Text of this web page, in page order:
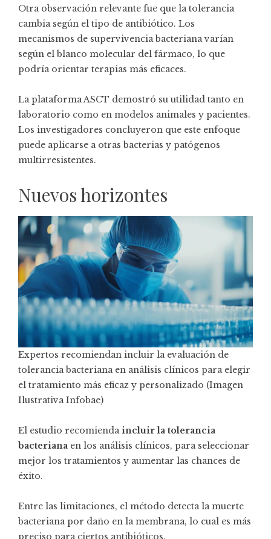
Otra observación relevante fue que la tolerancia
cambia según el tipo de antibiótico. Los
mecanismos de supervivencia bacteriana varían
según el blanco molecular del fármaco, lo que
podría orientar terapias más eficaces.
La plataforma ASCT demostró su utilidad tanto en
laboratorio como en modelos animales y pacientes.
Los investigadores concluyeron que este enfoque
puede aplicarse a otras bacterias y patógenos
multirresistentes.
Nuevos horizontes
Expertos recomiendan incluir la evaluación de
tolerancia bacteriana en análisis clínicos para elegir
el tratamiento más eficaz y personalizado (Imagen
Ilustrativa Infobae)
El estudio recomiendaincluir la tolerancia
bacteriana en los análisis clínicos, para seleccionar
mejor los tratamientos y aumentar las chances de
éxito.
Entre las limitaciones, el método detecta la muerte
bacteriana por daño en la membrana, lo cual es más
preciso para ciertos antibióticos.